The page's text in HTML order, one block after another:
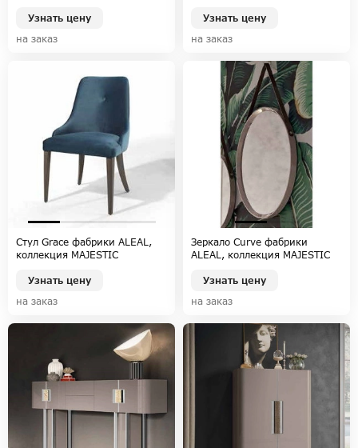
Узнать цену
на заказ
Узнать цену
на заказ
Стул Grace фабрики ALEAL,
коллекция MAJESTIC
Узнать цену
на заказ
Зеркало Curve фабрики
ALEAL, коллекция MAJESTIC
Узнать цену
на заказ